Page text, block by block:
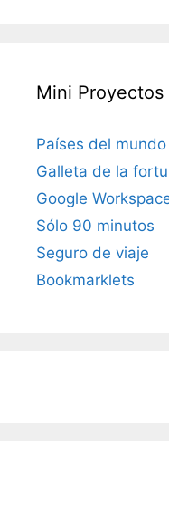
Mini Proyectos
Países del mundo
Galleta de la
Google
Sólo 90 minutos
Seguro de viaje
Bookmarklets